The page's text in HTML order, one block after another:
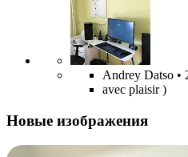
Andrey Datso •
avec plaisir )
Новые изображения